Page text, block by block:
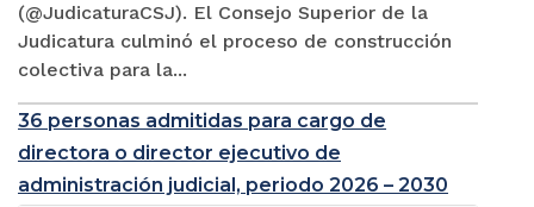
(@JudicaturaCSJ). El Consejo Superior de la
Judicatura culminó el proceso de construcción
colectiva para la...
36 personas admitidas para cargo de
directora o director ejecutivo de
administración judicial, periodo 2026 – 2030